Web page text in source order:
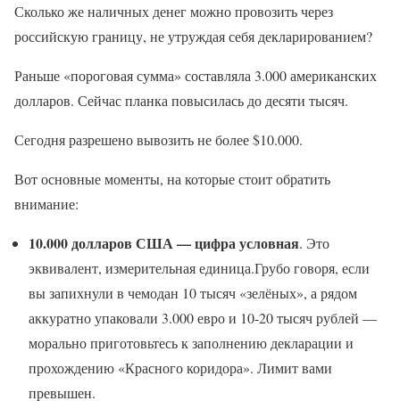
Сколько же наличных денег можно провозить через
российскую границу, не утруждая себя декларированием?
Раньше «пороговая сумма» составляла 3.000 американских
долларов. Сейчас планка повысилась до десяти тысяч.
Сегодня разрешено вывозить не более $10.000.
Вот основные моменты, на которые стоит обратить
внимание:
10.000 долларов США — цифра условная. Это
эквивалент, измерительная единица.Грубо говоря, если
вы запихнули в чемодан 10 тысяч «зелёных», а рядом
аккуратно упаковали 3.000 евро и 10-20 тысяч рублей —
морально приготовьтесь к заполнению декларации и
прохождению «Красного коридора». Лимит вами
превышен.